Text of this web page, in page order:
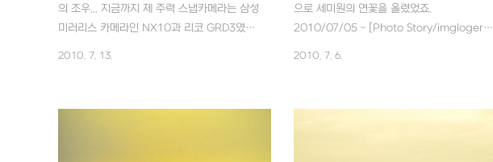
의 조우... 지금까지 제 주력 스냅카메라는 삼성
미러리스 카메라인 NX10과 리코 GRD3였습
2010. 7. 13.
으로 세미원의 연꽃을 올렸었죠.
2010/07/05 - [Photo Story/imgloger] -
2010. 7. 6.